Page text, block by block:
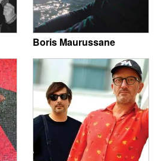
Boris Maurussane